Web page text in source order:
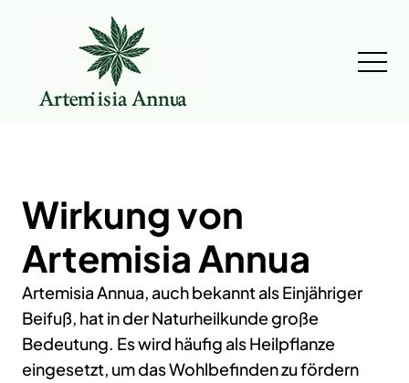
Wirkung von
Artemisia Annua
Artemisia Annua, auch bekannt als Einjähriger
Beifuß, hat in der Naturheilkunde große
Bedeutung. Es wird häufig als Heilpflanze
eingesetzt, um das Wohlbefinden zu fördern